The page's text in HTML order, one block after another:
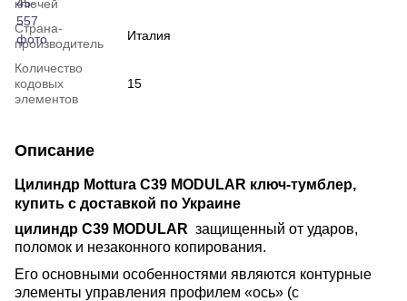
ключей
Страна-
производитель
Италия
Количество
кодовых
элементов
15
Описание
Цилиндр Mottura C39 MODULAR ключ-тумблер,
купить с доставкой по Украине
цилиндр C39 MODULAR защищенный от ударов,
поломок и незаконного копирования.
Его основными особенностями являются контурные
элементы управления профилем «ось» (с